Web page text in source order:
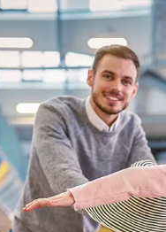
ins östliche
zu Ihrem
. Starten Sie ab
,Frankfurt oder anderen
, landen in Venedig oder
Mittelmeer­kreuzfahrt.